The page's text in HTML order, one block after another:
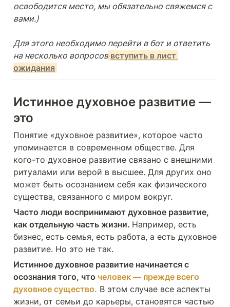
освободится место, мы обязательно свяжемся с
вами.)
Для этого необходимо перейти в бот и ответить
на несколько вопросов вступить в лист
ожидания
Истинное духовное развитие —
это
Понятие «духовное развитие», которое часто
упоминается в современном обществе. Для
кого-то духовное развитие связано с внешними
ритуалами или верой в высшее. Для других оно
может быть осознанием себя как физического
существа, связанного с миром вокруг.
Часто люди воспринимают духовное развитие,
как отдельную часть жизни. Например, есть
бизнес, есть семья, есть работа, а есть духовное
развитие. Но это не так.
Истинное духовное развитие начинается с
осознания того, что человек — прежде всего
духовное существо. В этом случае все аспекты
жизни, от семьи до карьеры, становятся частью